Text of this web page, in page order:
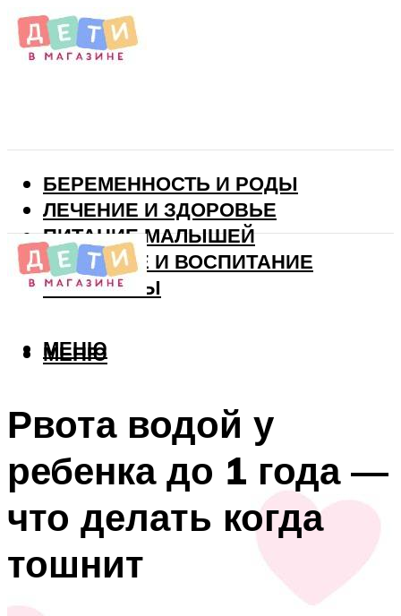
БЕРЕМЕННОСТЬ И РОДЫ
ЛЕЧЕНИЕ И ЗДОРОВЬЕ
ПИТАНИЕ МАЛЫШЕЙ
РАЗВИТИЕ И ВОСПИТАНИЕ
ВИТАМИНЫ
МЕНЮ
МЕНЮ
Рвота водой у
ребенка до 1 года —
что делать когда
тошнит